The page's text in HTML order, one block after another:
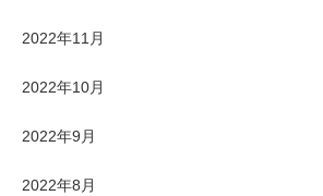
2022年11月
2022年10月
2022年9月
2022年8月